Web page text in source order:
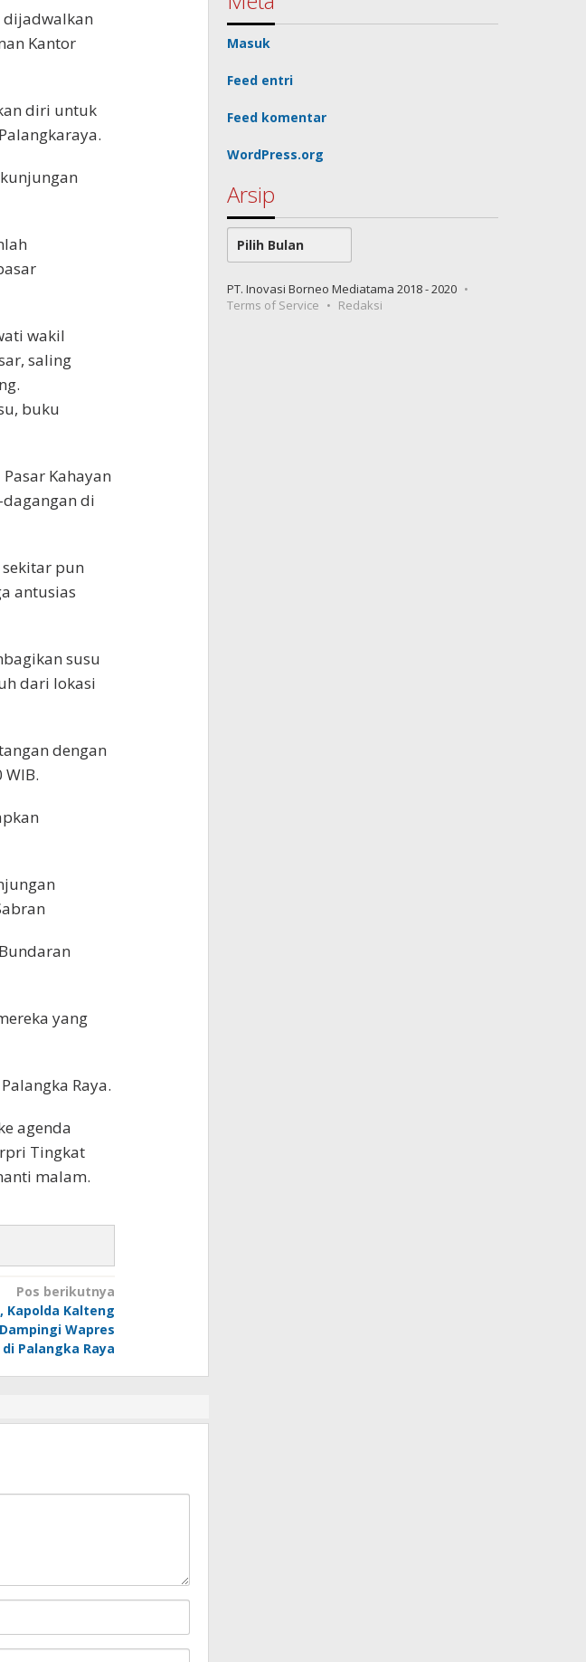
dijadwalkan
Kantor
diri untuk
wakil
saling
buku
Kahayan
di
pun
antusias
susu
dari lokasi
dengan
yang
Raya.
agenda
Tingkat
malam.
Pos berikutnya
Kapolda Kalteng
Wapres
Palangka Raya
Masuk
Feed entri
Feed komentar
WordPress.org
Arsip
Arsip
PT. Inovasi Borneo Mediatama 2018 - 2020
Terms of Service
Redaksi